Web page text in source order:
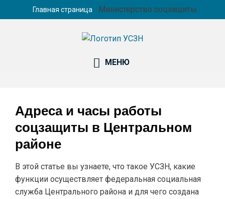
Главная страница Министерство соцзащиты
УСЗН В
время
отделений
МЕНЮ
Адреса и часы работы
соцзащиты в Центральном
районе
В этой статье вы узнаете, что такое УСЗН, какие
функции осуществляет федеральная социальная
служба Центрального района и для чего создана